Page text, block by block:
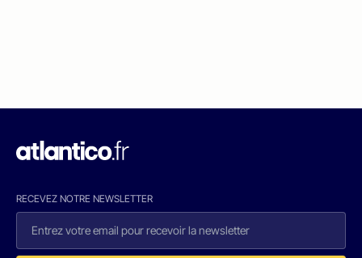
RECEVEZ NOTRE NEWSLETTER